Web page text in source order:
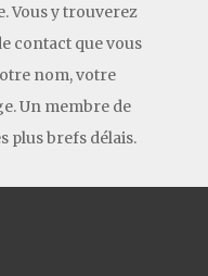
Vous y trouverez
contact que vous
nom, votre
Un membre de
plus brefs délais.